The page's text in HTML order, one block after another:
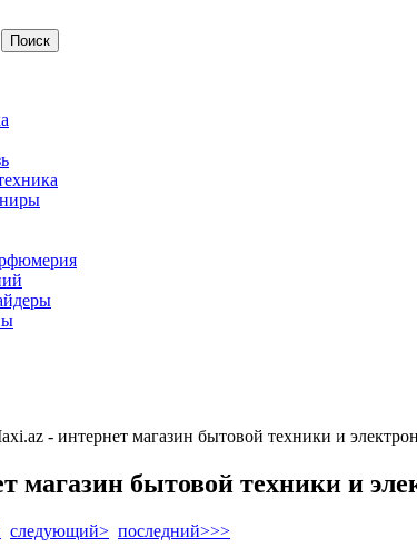
Поиск
- интернет магазин бытовой техники и
магазин бытовой техники и
следующий> последний>>>